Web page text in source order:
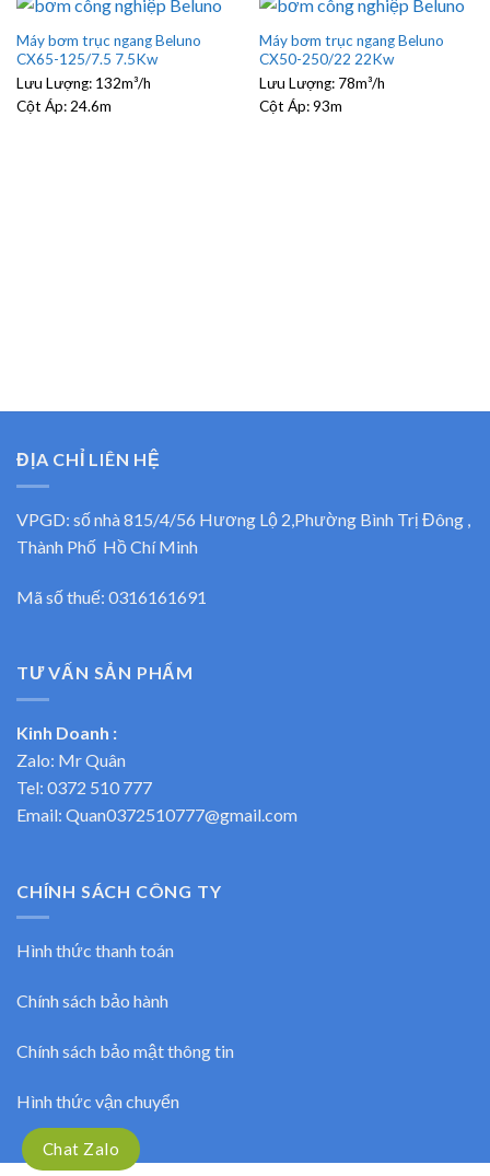
Máy bơm trục ngang Beluno
CX65-125/7.5 7.5Kw
Lưu Lượng: 132m³/h
Cột Áp:24.6m
Máy bơm trục ngang Beluno
CX50-250/22 22Kw
Lưu Lượng: 78m³/h
Cột Áp:93m
Chat Zalo
ĐỊA CHỈ LIÊN HỆ
VPGD: số nhà 815/4/56 Hương Lộ 2,Phường Bình Trị Đông ,
Thành Phố Hồ Chí Minh
Mã số thuế: 0316161691
TƯ VẤN SẢN PHẨM
Kinh Doanh :
Zalo: Mr Quân
Tel: 0372 510 777
Email: Quan0372510777@gmail.com
CHÍNH SÁCH CÔNG TY
Hình thức thanh toán
Chính sách bảo hành
Chính sách bảo mật thông tin
Hình thức vận chuyển